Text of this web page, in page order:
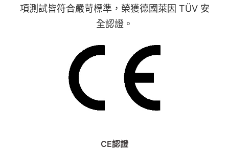
項測試皆符合嚴苛標準，榮獲德國萊因 TÜV 安
全認證。
CE認證